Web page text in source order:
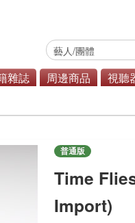
雜誌 周邊商品 視聽
普通版
Time
Import)